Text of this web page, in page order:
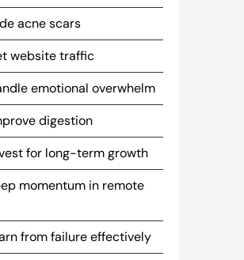
acne scars
website traffic
emotional overwhelm
digestion
for long-term growth
momentum in remote
from failure effectively